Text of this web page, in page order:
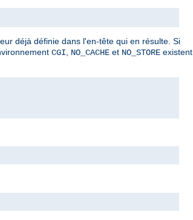
déjà définie dans l'en-tête qui en résulte. Si
CGI NO_CACHE et NO_STORE existent